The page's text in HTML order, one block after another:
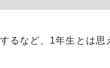
るなど、1年生とは思